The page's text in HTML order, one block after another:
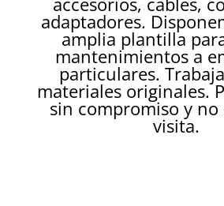
adaptadores.
amplia plantilla
mantenimientos a
particulares.
materiales originales.
sin compromiso y no
visita.